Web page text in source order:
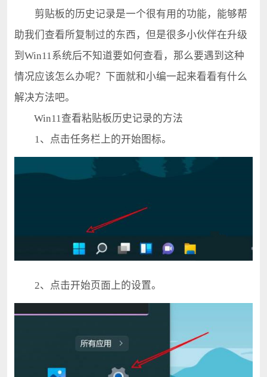
剪贴板的历史记录是一个很有用的功能，能够帮
助我们查看所复制过的东西，但是很多小伙伴在升级
到Win11系统后不知道要如何查看，那么要遇到这种
情况应该怎么办呢？下面就和小编一起来看看有什么
解决方法吧。
Win11查看粘贴板历史记录的方法
1、点击任务栏上的开始图标。
2、点击开始页面上的设置。